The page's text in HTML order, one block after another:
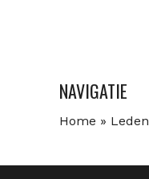
NAVIGATIE
Home » Leden